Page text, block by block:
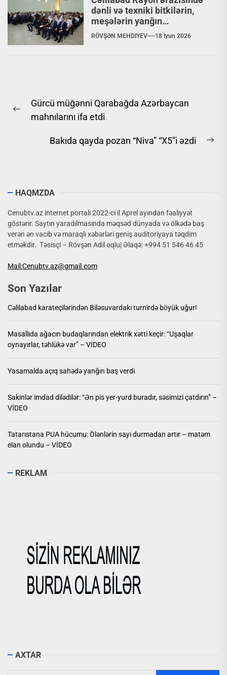
dənli və texniki bitkilərin,
meşələrin yanğın
təhlükəsizliyi, məktəblərdə
yanğın təhlükəsizliyi ilə bağlı
RÖVŞƏN MEHDIYEV 18 İyun 2026
naviqasiyası
Previous
Gürcü müğənni Qarabağda Azərbaycan
mahnılarını ifa etdi
Bakıda qayda pozan “Niva” “X5”i əzdi
HAQMZDA
Cenubtv.az internet portalı 2022-ci il Aprel ayından fəaliyyət
göstərir. Saytın yaradılmasında məqsəd dünyada və ölkədə baş
verən ən vacib və maraqlı xəbərləri geniş auditoriyaya təqdim
etməkdir. Təsisçi – Rövşən Adil oqlu| Əlaqə: +994 51 546 46 45
Mail:Cenubtv.az@gmail.com
Son Yazılar
Cəlilabad karateçilərindən Biləsuvardakı turnirdə böyük uğur!
Masallıda ağacın budaqlarından elektrik xətti keçir: “Uşaqlar
oynayırlar, təhlükə var” – VİDEO
Yasamalda açıq sahədə yanğın baş verdi
Sakinlər imdad dilədilər: “Ən pis yer-yurd buradır, səsimizi çatdırın” –
VİDEO
Tatarıstana PUA hücumu: Ölənlərin sayı durmadan artır – matəm
elan olundu – VİDEO
REKLAM
AXTAR